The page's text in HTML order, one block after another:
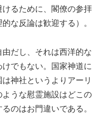
るために、閣僚の参拝
な反論は歓迎する）。
だし、それは西洋的な
でもない。国家神道に
神社というよりアーリ
うな慰霊施設はどこの
のはお門違いである。